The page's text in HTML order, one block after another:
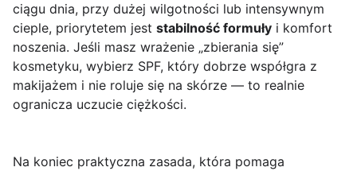
ciągu dnia, przy dużej wilgotności lub intensywnym
cieple, priorytetem jest stabilność formuły i komfort
noszenia. Jeśli masz wrażenie „zbierania się”
kosmetyku, wybierz SPF, który dobrze współgra z
makijażem i nie roluje się na skórze — to realnie
ogranicza uczucie ciężkości.
Na koniec praktyczna zasada, która pomaga